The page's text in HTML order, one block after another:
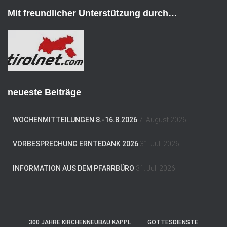
d
e
s
e
Mit freundlicher Unterstützung durch…
neueste Beiträge
WOCHENMITTEILUNGEN 8.-16.8.2026 7. August 2026
VORBESPRECHUNG ERNTEDANK 2026 31. Juli 2026
INFORMATION AUS DEM PFARRBÜRO 31. Juli 2026
300 JAHRE KIRCHENNEUBAU KAPPL GOTTESDIENSTE